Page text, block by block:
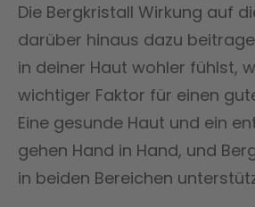
Die Bergkristall Wirkung auf
darüber hinaus dazu
in deiner Haut wohler fühlst,
wichtiger Faktor für einen
Eine gesunde Haut und ein
gehen Hand in Hand, und
in beiden Bereichen